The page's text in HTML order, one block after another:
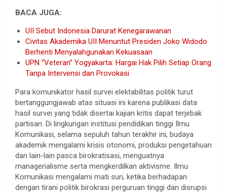
BACA JUGA:
UII Sebut Indonesia Darurat Kenegarawanan
Civitas Akademika UII Menuntut Presiden Joko Widodo
Berhenti Menyalahgunakan Kekuasaan
UPN “Veteran” Yogyakarta: Hargai Hak Pilih Setiap Orang
Tanpa Intervensi dan Provokasi
Para komunikator hasil survei elektabilitas politik turut
bertanggungjawab atas situasi ini karena publikasi data
hasil survei yang tidak disertai kajian kritis dapat terjebak
partisan. Di lingkungan institusi pendidikan tinggi Ilmu
Komunikasi, selama sepuluh tahun terakhir ini, budaya
akademik mengalami krisis otonomi, produksi pengetahuan
dan lain-lain pasca birokratisasi, menguatnya
managerialisme serta mengkerdilkan aktivisme. Ilmu
Komunikasi mengalami mati suri, ketika berhadapan
dengan tirani politik birokrasi perguruan tinggi dan disrupsi